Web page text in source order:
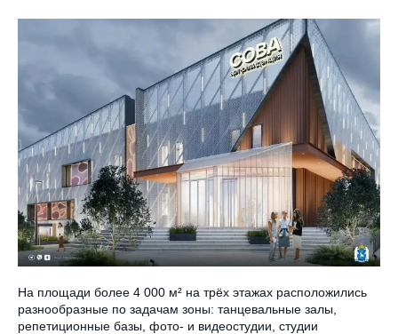
На площади более 4 000 м² на трёх этажах расположились
разнообразные по задачам зоны: танцевальные залы,
репетиционные базы, фото- и видеостудии, студии